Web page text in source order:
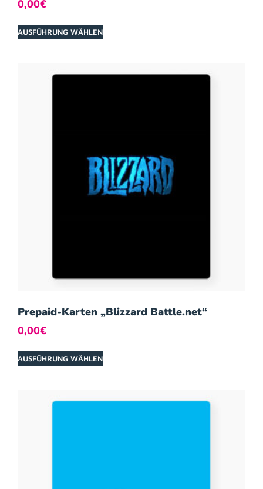
0,00€
AUSFÜHRUNG WÄHLEN
Prepaid-Karten „Blizzard Battle.net“
0,00€
AUSFÜHRUNG WÄHLEN